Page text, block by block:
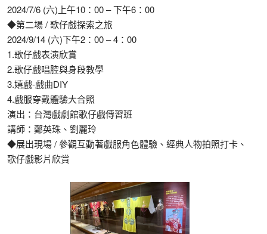
2024/7/6 (六)上午10：00 – 下午6：00
◆第二場 / 歌仔戲探索之旅
2024/9/14 (六)下午2：00 – 4：00
1.歌仔戲表演欣賞
2.歌仔戲唱腔與身段教學
3.嬉戲-戲曲DIY
4.戲服穿戴體驗大合照
演出：台灣戲劇館歌仔戲傳習班
講師：鄭英珠、劉麗玲
◆展出現場 / 參觀互動著戲服角色體驗、經典人物拍照打卡、
歌仔戲影片欣賞